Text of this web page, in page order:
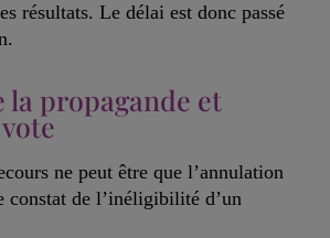
résultats. Le délai est donc passé
la propagande et
ne peut être que l’annulation
constat de l’inéligibilité d’un